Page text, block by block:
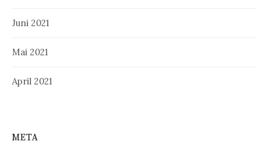
Juni 2021
Mai 2021
April 2021
META